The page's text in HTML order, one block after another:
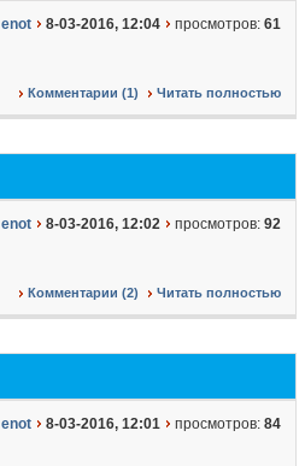
enot 8-03-2016, 12:04 просмотров: 61
Комментарии (1) Читать полностью
enot 8-03-2016, 12:02 просмотров: 92
Комментарии (2) Читать полностью
enot 8-03-2016, 12:01 просмотров: 84